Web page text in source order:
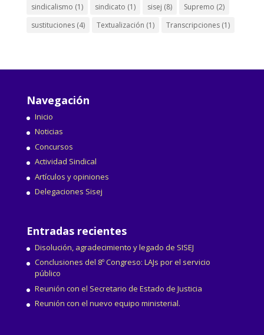
sindicalismo (1) sindicato (1) sisej (8) Supremo (2)
sustituciones(4) Textualización (1) Transcripciones(1)
Navegación
Inicio
Noticias
Concursos
Actividad Sindical
Artículos y opiniones
Delegaciones Sisej
Entradas recientes
Disolución, agradecimiento y legado de SISEJ
Conclusiones del 8º Congreso: LAJs por el servicio
público
Reunión con el Secretario de Estado de Justicia
Reunión con el nuevo equipo ministerial.